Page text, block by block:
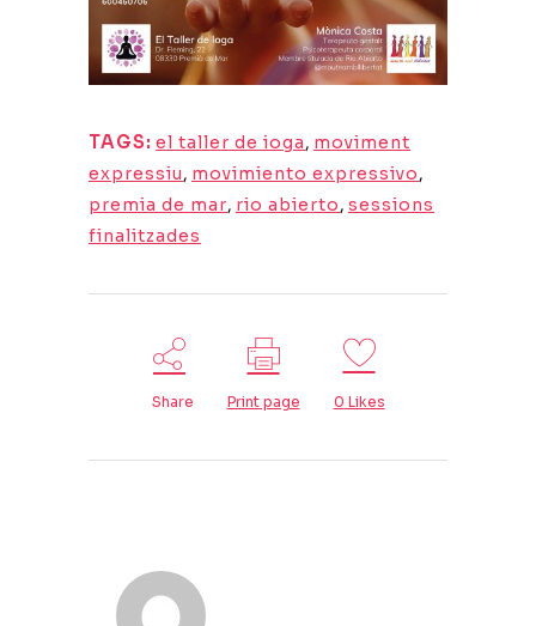
TAGS: el taller de ioga, moviment
expressiu, movimiento expressivo,
premia de mar, rio abierto, sessions
finalitzades
Share Print page 0 Likes